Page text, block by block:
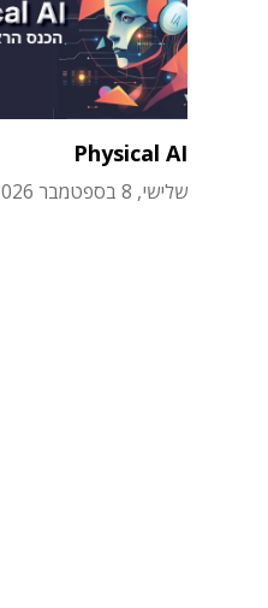
Physical AI
שלישי, 8 בספטמבר 2026